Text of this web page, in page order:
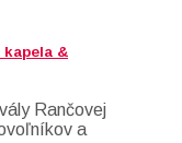
kapela &
Rančovej
a